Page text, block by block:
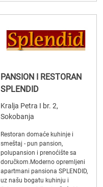
PANSION I RESTORAN
SPLENDID
Kralja Petra I br. 2,
Sokobanja
Restoran domaće kuhinje i
smeštaj - pun pansion,
polupansion i prenoćište sa
doručkom.Moderno opremljeni
apartmani pansiona SPLENDID,
uz našu bogatu kuhinju i